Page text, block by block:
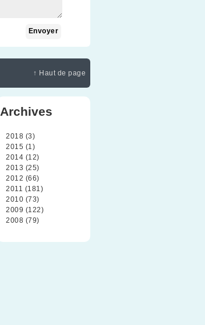
↑ Haut de page
Archives
2018 (3)
2015 (1)
2014 (12)
2013 (25)
2012 (66)
2011 (181)
2010 (73)
2009 (122)
2008 (79)